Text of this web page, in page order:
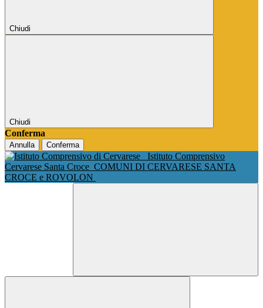
Chiudi
Chiudi
Conferma
Annulla Conferma
Istituto Comprensivo
Cervarese Santa Croce COMUNI DI CERVARESE SANTA
CROCE e ROVOLON